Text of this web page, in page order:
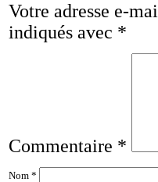
Votre adresse e-
indiqués avec *
Commentaire *
Nom *